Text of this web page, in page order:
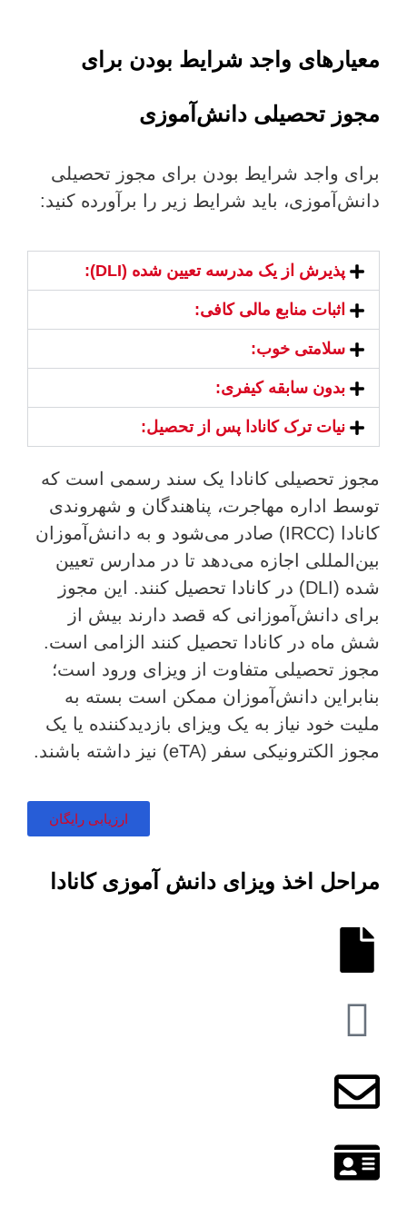
معیارهای واجد شرایط بودن برای
مجوز تحصیلی دانش‌آموزی
برای واجد شرایط بودن برای مجوز تحصیلی
دانش‌آموزی، باید شرایط زیر را برآورده کنید:
پذیرش از یک مدرسه تعیین شده (DLI):
اثبات منابع مالی کافی:
سلامتی خوب:
بدون سابقه کیفری:
نیات ترک کانادا پس از تحصیل:
مجوز تحصیلی کانادا یک سند رسمی است که
توسط اداره مهاجرت، پناهندگان و شهروندی
کانادا (IRCC) صادر می‌شود و به دانش‌آموزان
بین‌المللی اجازه می‌دهد تا در مدارس تعیین
شده (DLI) در کانادا تحصیل کنند. این مجوز
برای دانش‌آموزانی که قصد دارند بیش از
شش ماه در کانادا تحصیل کنند الزامی است.
مجوز تحصیلی متفاوت از ویزای ورود است؛
بنابراین دانش‌آموزان ممکن است بسته به
ملیت خود نیاز به یک ویزای بازدیدکننده یا یک
مجوز الکترونیکی سفر (eTA) نیز داشته باشند.
ارزیابی رایگان
مراحل اخذ ویزای دانش آموزی کانادا